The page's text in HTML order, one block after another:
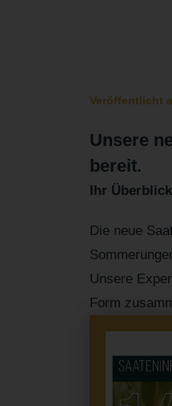
Veröffentlicht
Unsere
bereit.
Ihr
Die neue
Unsere
Form